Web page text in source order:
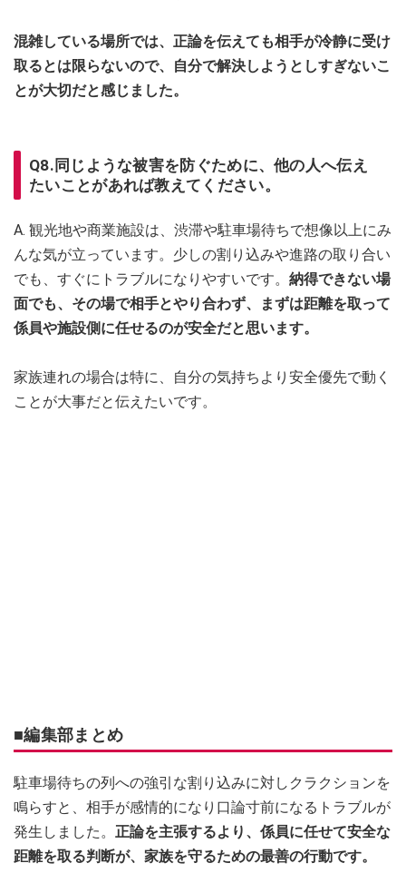
混雑している場所では、正論を伝えても相手が冷静に受け
取るとは限らないので、自分で解決しようとしすぎないこ
とが大切だと感じました。
Q8.同じような被害を防ぐために、他の人へ伝え
たいことがあれば教えてください。
A. 観光地や商業施設は、渋滞や駐車場待ちで想像以上にみ
んな気が立っています。少しの割り込みや進路の取り合い
でも、すぐにトラブルになりやすいです。 納得できない場
面でも、その場で相手とやり合わず、まずは距離を取って
係員や施設側に任せるのが安全だと思います。
家族連れの場合は特に、自分の気持ちより安全優先で動く
ことが大事だと伝えたいです。
■編集部まとめ
駐車場待ちの列への強引な割り込みに対しクラクションを
鳴らすと、相手が感情的になり口論寸前になるトラブルが
発生しました。 正論を主張するより、係員に任せて安全な
距離を取る判断が、家族を守るための最善の行動です。